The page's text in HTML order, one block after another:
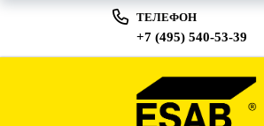
ТЕЛЕФОН
+7 (495) 540-53-39